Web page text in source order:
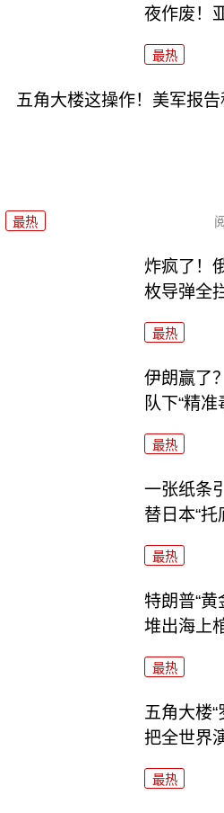
夜作废！
最热
五角大楼这操作！美军报告
最热
炸疯了！
枚导弹全
最热
伊朗赢了
队下“精准
最热
一张纸条
替日本“托
最热
特朗普“
堆出海上
最热
五角大楼
把全世界
最热